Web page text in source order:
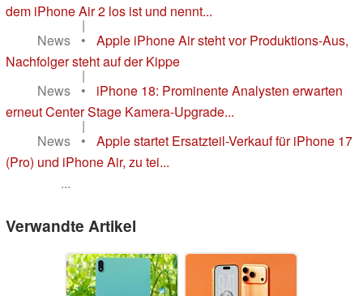
dem iPhone Air 2 los ist und nennt...
|
News
•
Apple iPhone Air steht vor Produktions-Aus,
Nachfolger steht auf der Kippe
|
News
•
iPhone 18: Prominente Analysten erwarten
erneut Center Stage Kamera-Upgrade...
|
News
•
Apple startet Ersatzteil-Verkauf für iPhone 17
(Pro) und iPhone Air, zu tei...
...
Verwandte Artikel